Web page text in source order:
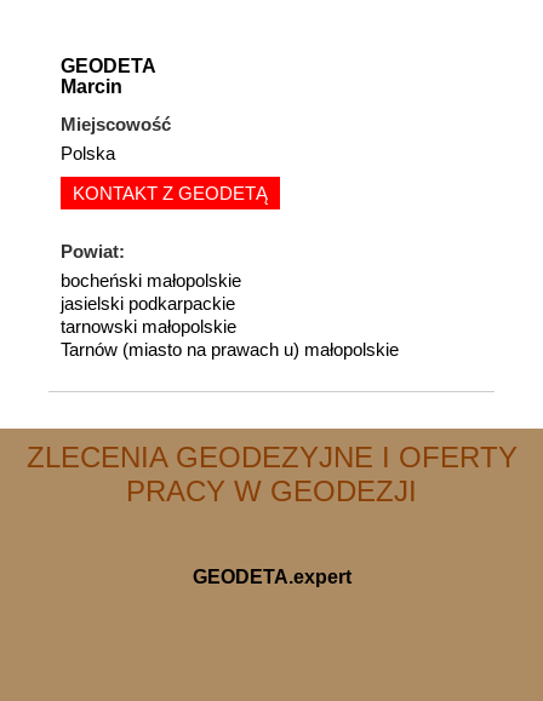
GEODETA
Marcin
Miejscowość
Polska
KONTAKT Z GEODETĄ
Powiat:
bocheński małopolskie
jasielski podkarpackie
tarnowski małopolskie
Tarnów (miasto na prawach u) małopolskie
ZLECENIA GEODEZYJNE I OFERTY
PRACY W GEODEZJI
GEODETA.expert